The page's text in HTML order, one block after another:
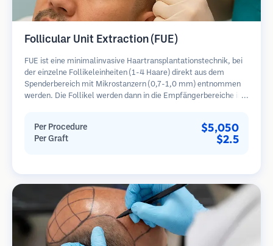
Follicular Unit Extraction (FUE)
FUE ist eine minimalinvasive Haartransplantationstechnik, bei
der einzelne Follikeleinheiten (1-4 Haare) direkt aus dem
Spenderbereich mit Mikrostanzern (0,7-1,0 mm) entnommen
werden. Die Follikel werden dann in die Empfängerbereiche in
im Vergleich zu Streifenentnahmemethoden.
Per Procedure $5,050
Per Graft $2.5